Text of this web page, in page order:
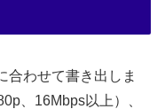
合わせて書き出しま
、16Mbps以上）、